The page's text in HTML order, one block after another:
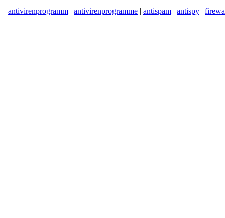
antivirenprogramm | antivirenprogramme | antispam | antispy |